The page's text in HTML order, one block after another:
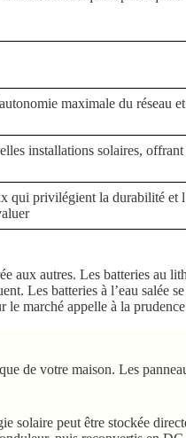
maximale du réseau
installations solaires,
qui privilégient la durabilité et
aux autres. Les batteries au
Les batteries à l’eau salée
marché appelle à la
de votre maison. Les
solaire peut être stockée